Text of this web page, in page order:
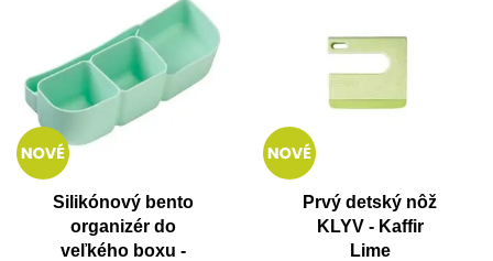
Silikónový bento
organizér do
veľkého boxu -
Prvý detský nôž
KLYV - Kaffir
Lime